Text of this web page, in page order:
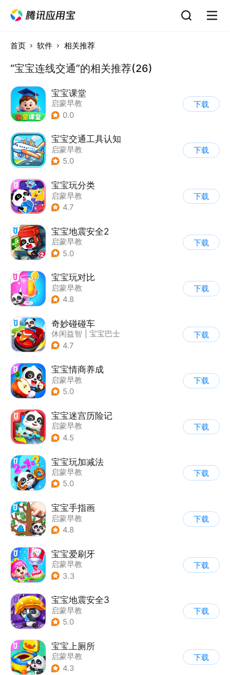
首页 软件 相关推荐
“宝宝连线交通”的相关推荐(26)
宝宝课堂
启蒙早教
0.0
下载
宝宝交通工具认知
启蒙早教
5.0
下载
宝宝玩分类
启蒙早教
4.7
下载
宝宝地震安全2
启蒙早教
5.0
下载
宝宝玩对比
启蒙早教
4.8
下载
奇妙碰碰车
休闲益智
宝宝巴士
| 儿童游戏
4.7
下载
宝宝情商养成
启蒙早教
5.0
下载
宝宝迷宫历险记
启蒙早教
| 儿童益智游戏
4.5
下载
宝宝玩加减法
启蒙早教
5.0
下载
宝宝手指画
启蒙早教
4.8
下载
宝宝爱刷牙
启蒙早教
3.3
下载
宝宝地震安全3
启蒙早教
5.0
下载
宝宝上厕所
启蒙早教
4.3
下载